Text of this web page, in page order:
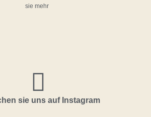
sie mehr
sie uns auf Instagram